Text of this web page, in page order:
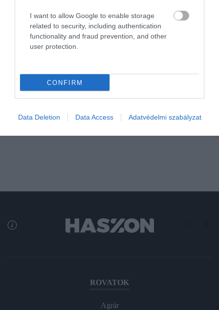
I want to allow Google to enable storage
related to security, including authentication
functionality and fraud prevention, and other
user protection.
CONFIRM
Data Deletion Data Access Adatvédelmi szabályzat
A „magyar komló fővárosává” vált egy Somogy megyei pár száz
egyik vezető magyarországi sörgyárat látja el friss komlóval. A
ROVATOK
Agrár